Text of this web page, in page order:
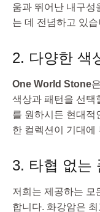
움과 뛰어난 내구성
는 데 전념하고 있습
2. 다양한 색
One World Stone
색상과 패턴을 선택
를 원하시든 현대적
한 컬렉션이 기대에
3. 타협 없는
저희는 제공하는 모
합니다. 화강암은